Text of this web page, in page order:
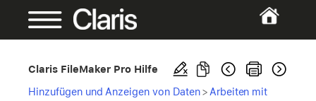
Claris FileMaker Pro Hilfe
Hinzufügen und Anzeigen von Daten> Arbeiten mit